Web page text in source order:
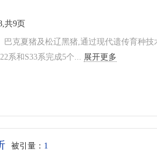
共9页
克夏猪及松辽黑猪,通过现代遗传育种技
系和S33系完成5个... 展开更多
被引量： 1